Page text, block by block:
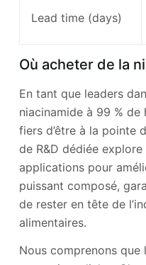
Lead time (days)
Où acheter de la
En tant que leaders
niacinamide à 99 % de
fiers d’être à la pointe
de R&D dédiée
applications pour
puissant composé,
de rester en tête de
alimentaires.
Nous comprenons